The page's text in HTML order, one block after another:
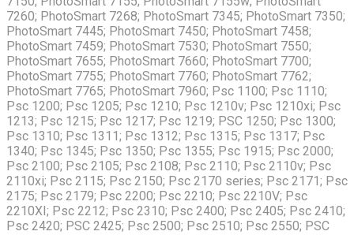
7260; PhotoSmart 7268; PhotoSmart 7345; PhotoSmart 7350;
PhotoSmart 7445; PhotoSmart 7450; PhotoSmart 7458;
PhotoSmart 7459; PhotoSmart 7530; PhotoSmart 7550;
PhotoSmart 7655; PhotoSmart 7660; PhotoSmart 7700;
PhotoSmart 7755; PhotoSmart 7760; PhotoSmart 7762;
PhotoSmart 7765; PhotoSmart 7960; Psc 1100; Psc 1110;
Psc 1200; Psc 1205; Psc 1210; Psc 1210v; Psc 1210xi; Psc
1213; Psc 1215; Psc 1217; Psc 1219; PSC 1250; Psc 1300;
Psc 1310; Psc 1311; Psc 1312; Psc 1315; Psc 1317; Psc
1340; Psc 1345; Psc 1350; Psc 1355; Psc 1915; Psc 2000;
Psc 2100; Psc 2105; Psc 2108; Psc 2110; Psc 2110v; Psc
2110xi; Psc 2115; Psc 2150; Psc 2170 series; Psc 2171; Psc
2175; Psc 2179; Psc 2200; Psc 2210; Psc 2210V; Psc
2210XI; Psc 2212; Psc 2310; Psc 2400; Psc 2405; Psc 2410;
Psc 2420; PSC 2425; Psc 2500; Psc 2510; Psc 2550; PSC